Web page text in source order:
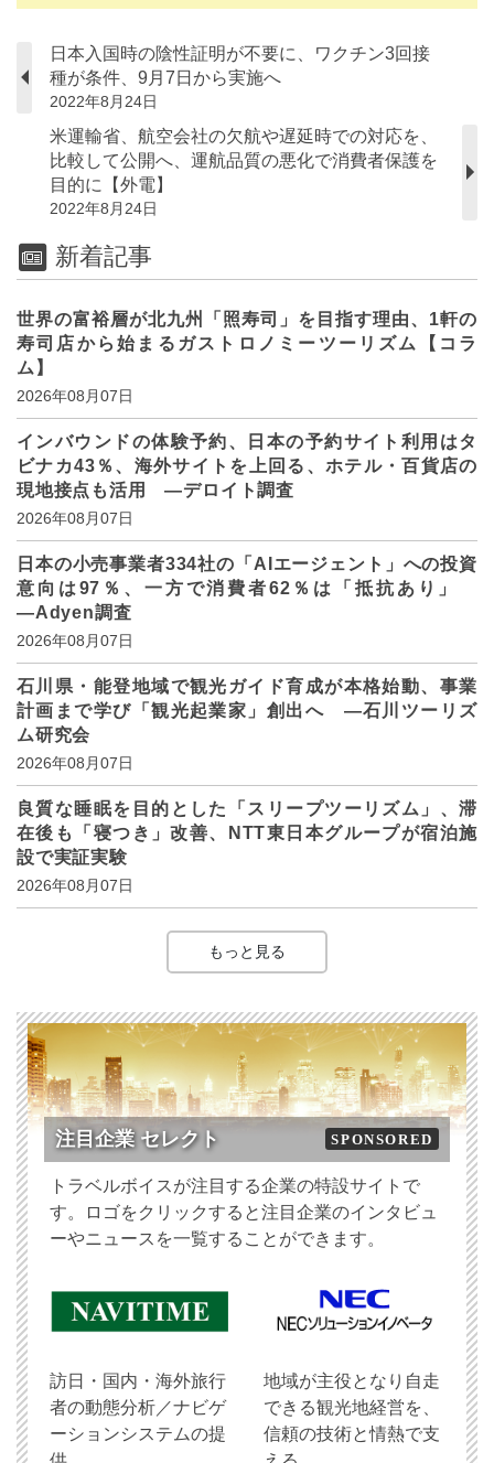
日本入国時の陰性証明が不要に、ワクチン3回接
種が条件、9月7日から実施へ
2022年8月24日
米運輸省、航空会社の欠航や遅延時での対応を、
比較して公開へ、運航品質の悪化で消費者保護を
目的に【外電】
2022年8月24日
新着記事
世界の富裕層が北九州「照寿司」を目指す理由、1軒の
寿司店から始まるガストロノミーツーリズム【コラ
ム】
2026年08月07日
インバウンドの体験予約、日本の予約サイト利用はタ
ビナカ43％、海外サイトを上回る、ホテル・百貨店の
現地接点も活用 ―デロイト調査
2026年08月07日
日本の小売事業者334社の「AIエージェント」への投資
意向は97％、一方で消費者62％は「抵抗あり」
―Adyen調査
2026年08月07日
石川県・能登地域で観光ガイド育成が本格始動、事業
計画まで学び「観光起業家」創出へ ―石川ツーリズ
ム研究会
2026年08月07日
良質な睡眠を目的とした「スリープツーリズム」、滞
在後も「寝つき」改善、NTT東日本グループが宿泊施
設で実証実験
2026年08月07日
もっと見る
注目企業 セレクト SPONSORED
トラベルボイスが注目する企業の特設サイトで
す。ロゴをクリックすると注目企業のインタビュ
ーやニュースを一覧することができます。
訪日・国内・海外旅行
者の動態分析／ナビゲ
ーションシステムの提
地域が主役となり自走
できる観光地経営を、
信頼の技術と情熱で支